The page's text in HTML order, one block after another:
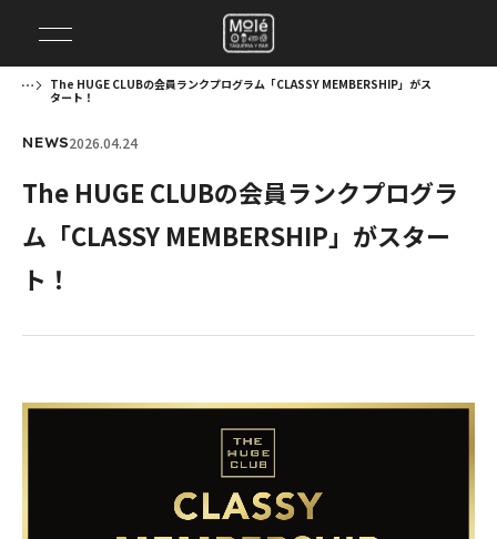
The HUGE CLUBの会員ランクプログラム「CLASSY MEMBERSHIP」がス
タート！
NEWS2026.04.24
The HUGE CLUBの会員ランクプログラ
ム「CLASSY MEMBERSHIP」がスター
ト！